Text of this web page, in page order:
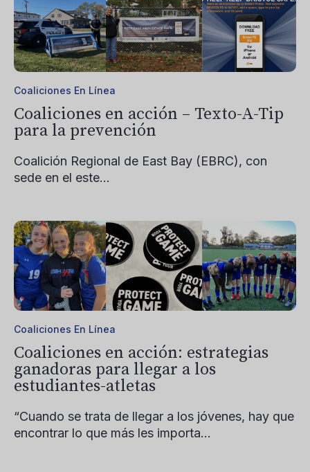
Coaliciones En Línea
Coaliciones en acción – Texto-A-Tip
para la prevención
Coalición Regional de East Bay (EBRC), con
sede en el este...
Coaliciones En Línea
Coaliciones en acción: estrategias
ganadoras para llegar a los
estudiantes-atletas
“Cuando se trata de llegar a los jóvenes, hay que
encontrar lo que más les importa...